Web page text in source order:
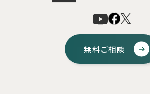
無料ご相談